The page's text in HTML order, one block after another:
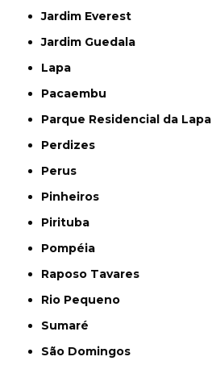
Jardim Everest
Jardim Guedala
Lapa
Pacaembu
Parque Residencial da Lapa
Perdizes
Perus
Pinheiros
Pirituba
Pompéia
Raposo Tavares
Rio Pequeno
Sumaré
São Domingos